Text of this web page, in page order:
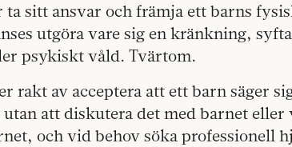
sitt ansvar och främja ett barns
utgöra vare sig en kränkning,
psykiskt våld. Tvärtom.
rakt av acceptera att ett barn säger
att diskutera det med barnet
och vid behov söka professionell